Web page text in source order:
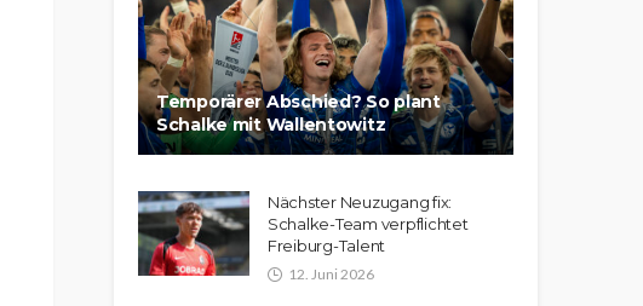
Temporärer Abschied? So plant
Schalke mit Wallentowitz
Nächster Neuzugang fix:
Schalke-Team verpflichtet
Freiburg-Talent
12. Juni 2026